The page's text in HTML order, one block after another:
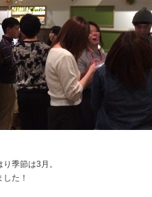
季節は3月。
した！